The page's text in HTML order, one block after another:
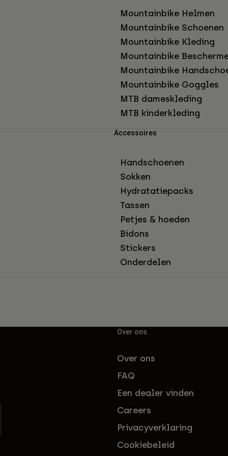
Mountainbike Helmen
Mountainbike Schoenen
Mountainbike Kleding
Mountainbike
Mountainbike
Mountainbike Goggles
MTB dameskleding
MTB kinderkleding
Accessoires
Handschoenen
Sokken
Hydratatiepacks
Tassen
Petjes & hoeden
Bidons
Stickers
Onderdelen
Over ons
Over ons
FAQ
Een dealer vinden
Careers
Privacyverklaring
Cookiebeleid